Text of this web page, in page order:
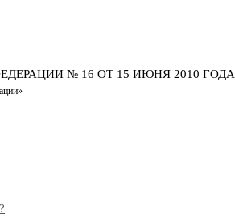
№ 16 ОТ 15 ИЮНЯ 2010 ГОДА